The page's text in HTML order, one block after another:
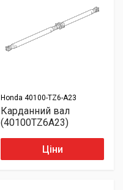
Honda 40100-TZ6-A23
Карданний вал
(40100TZ6A23)
Ціни